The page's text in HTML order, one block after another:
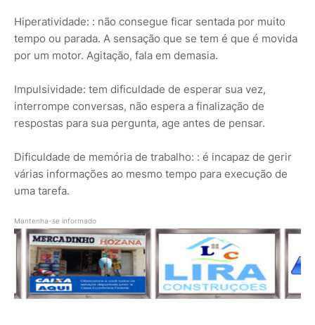
Hiperatividade: : não consegue ficar sentada por muito
tempo ou parada. A sensação que se tem é que é movida
por um motor. Agitação, fala em demasia.
Impulsividade: tem dificuldade de esperar sua vez,
interrompe conversas, não espera a finalização de
respostas para sua pergunta, age antes de pensar.
Dificuldade de memória de trabalho: : é incapaz de gerir
várias informações ao mesmo tempo para execução de
uma tarefa.
Mantenha-se informado